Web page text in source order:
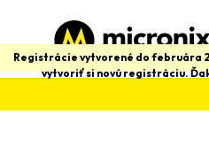
obsah
Registrácie vytvorené do februára
vytvoriť si novú registráciu.